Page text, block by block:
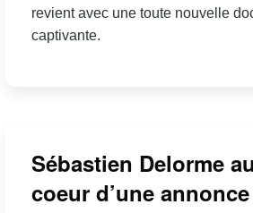
revient avec une toute nouvelle
captivante.
Sébastien Delorme au
coeur d’une annonce